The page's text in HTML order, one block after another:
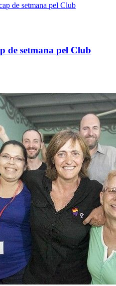
de setmana pel Club